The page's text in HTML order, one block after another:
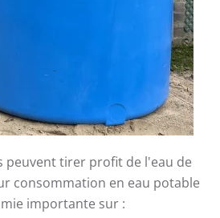
peuvent tirer profit de l'eau de
consommation en eau potable
importante sur :